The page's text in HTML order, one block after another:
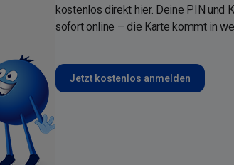
kostenlos direkt hier. Deine PIN und
sofort online – die Karte kommt in
Jetzt kostenlos anmelden